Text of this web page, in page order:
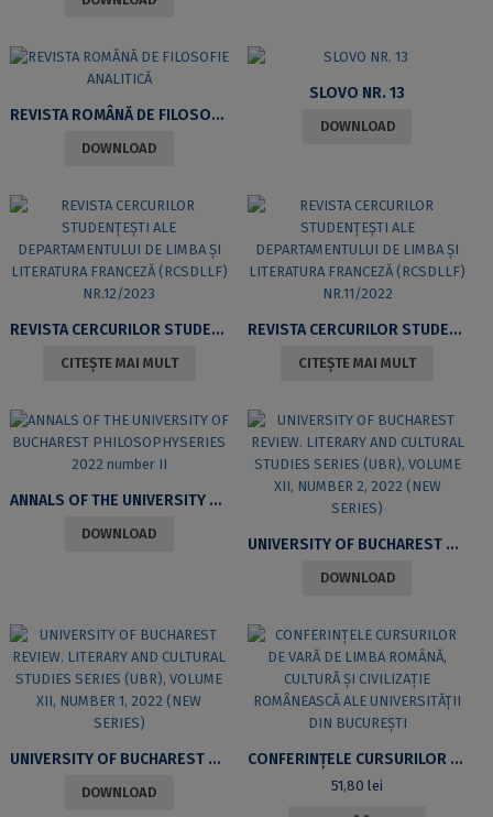
REVISTA ROMÂNĂ DE FILOSOFIE ANALITICĂ
DOWNLOAD
SLOVO NR. 13
DOWNLOAD
REVISTA CERCURILOR STUDENȚEȘTI ALE DEPARTAMENTULUI DE LIMBA ȘI LITERATURA FRANCEZĂ (RCSDLLF) NR.12/2023
CITEȘTE MAI MULT
REVISTA CERCURILOR STUDENȚEȘTI ALE DEPARTAMENTULUI DE LIMBA ȘI LITERATURA FRANCEZĂ (RCSDLLF) NR.11/2022
CITEȘTE MAI MULT
ANNALS OF THE UNIVERSITY OF BUCHAREST PHILOSOPHYSERIES 2022 NUMBER II
DOWNLOAD
UNIVERSITY OF BUCHAREST REVIEW. LITERARY AND CULTURAL STUDIES SERIES (UBR), VOLUME XII, NUMBER 2, 2022 (NEW SERIES)
DOWNLOAD
UNIVERSITY OF BUCHAREST REVIEW. LITERARY AND CULTURAL STUDIES SERIES (UBR), VOLUME XII, NUMBER 1, 2022 (NEW SERIES)
DOWNLOAD
CONFERINȚELE CURSURILOR DE VARĂ DE LIMBA ROMÂNĂ, CULTURĂ ȘI CIVILIZAȚIE ROMÂNEASCĂ ALE UNIVERSITĂȚII DIN BUCUREȘTI
51,80lei